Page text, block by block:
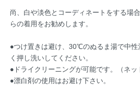
尚、白や淡色とコーディネートをする場
らの着用をお勧めします。
●つけ置きは避け、30℃のぬるま湯で中性
く押し洗いしてください。
●ドライクリーニングが可能です。（ネッ
●漂白剤の使用はお避け下さい。